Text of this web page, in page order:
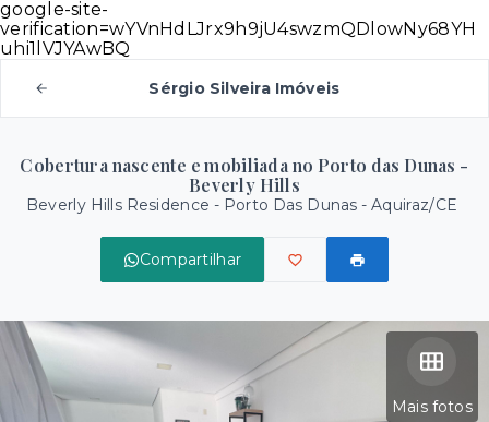
google-site-
verification=wYVnHdLJrx9h9jU4swzmQDlowNy68YH
uhi1lVJYAwBQ
Sérgio Silveira Imóveis
Cobertura nascente e mobiliada no Porto das Dunas -
Beverly Hills
Beverly Hills Residence - Porto Das Dunas - Aquiraz/CE
Compartilhar
Mais fotos